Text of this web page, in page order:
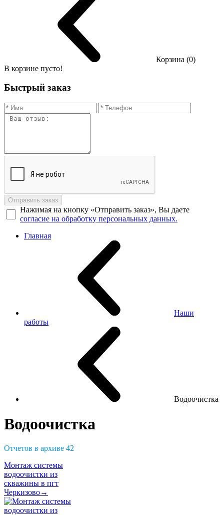
Корзина (0)
В корзине пусто!
Быстрый заказ
Отправить заказ
Нажимая на кнопку «Отправить заказ», Вы даете
согласие на обработку персональных данных.
Главная
Наши
работы
Водоочистка
Водоочистка
Отчетов в архиве 42
Монтаж системы
водоочистки из
скважины в пгт
Черкизово→